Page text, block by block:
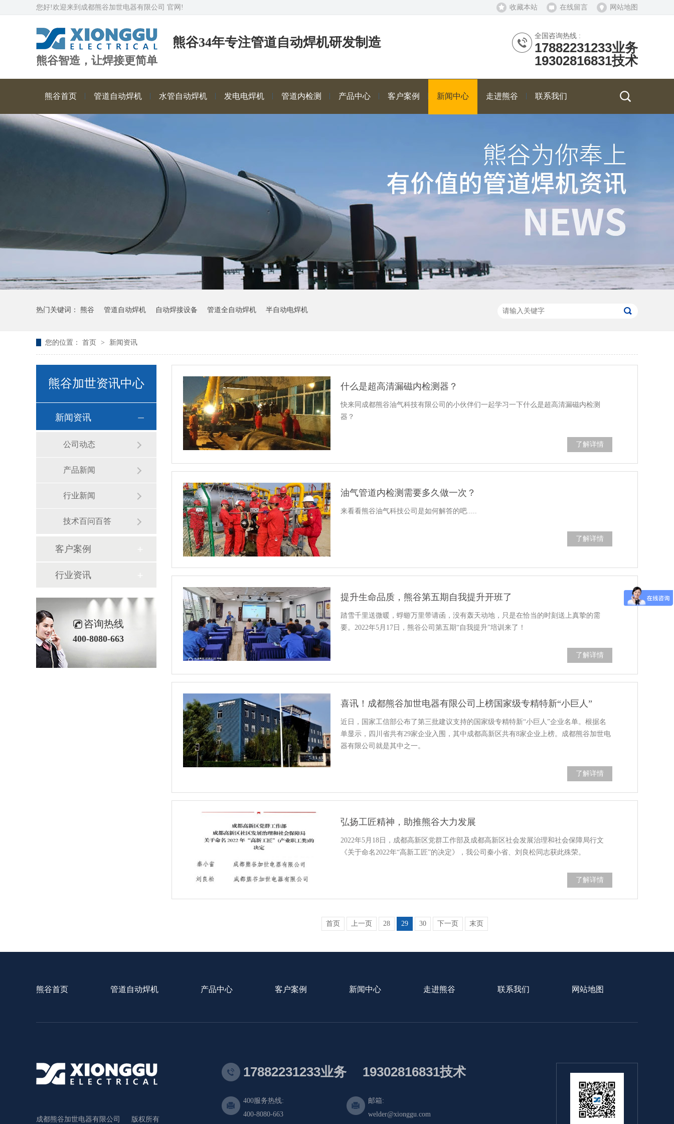
收藏本站 在线留言 网站地图
您好!欢迎来到成都熊谷加世电器有限公司 官网!
熊谷智造，让焊接更简单
熊谷34年专注管道自动焊机研发制造 全国咨询热线 :
17882231233业务
19302816831技术
熊谷首页 管道自动焊机 水管自动焊机 发电电焊机 管道内检测 产品中心 客户案例 新闻中心 走进熊谷 联系我们
热门关键词： 熊谷 管道自动焊机 自动焊接设备 管道全自动焊机 半自动电焊机
您的位置： 首页 > 新闻资讯
熊谷加世资讯中心
新闻资讯
公司动态
产品新闻
行业新闻
技术百问百答
客户案例
行业资讯
咨询热线
400-8080-663
什么是超高清漏磁内检测器？
快来同成都熊谷油气科技有限公司的小伙伴们一起学习一下什么是超高清漏磁内检测
器？
了解详情
油气管道内检测需要多久做一次？
来看看熊谷油气科技公司是如何解答的吧.....
了解详情
提升生命品质，熊谷第五期自我提升开班了
踏雪千里送微暖，蜉蝣万里带请函，没有轰天动地，只是在恰当的时刻送上真挚的需
要。2022年5月17日，熊谷公司第五期“自我提升”培训来了！
了解详情
喜讯！成都熊谷加世电器有限公司上榜国家级专精特新“小巨人”
近日，国家工信部公布了第三批建议支持的国家级专精特新“小巨人”企业名单。根据名
单显示，四川省共有29家企业入围，其中成都高新区共有8家企业上榜。成都熊谷加世电
器有限公司就是其中之一。
了解详情
弘扬工匠精神，助推熊谷大力发展
2022年5月18日，成都高新区党群工作部及成都高新区社会发展治理和社会保障局行文
《关于命名2022年“高新工匠”的决定》，我公司秦小省、刘良松同志获此殊荣。
了解详情
首页 上一页 28 29 30 下一页 末页
熊谷首页 管道自动焊机 产品中心 客户案例 新闻中心 走进熊谷 联系我们 网站地图
成都熊谷加世电器有限公司 版权所有
17882231233业务 19302816831技术
400服务热线:
400-8080-663
邮箱:
welder@xionggu.com